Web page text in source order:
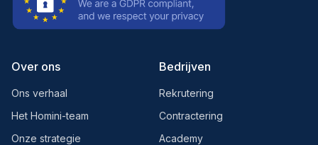
Over ons
Ons verhaal
Het Homini-team
Onze strategie
Bedrijven
Rekrutering
Contractering
Academy